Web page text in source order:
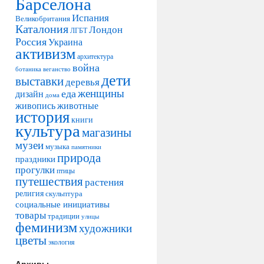
ВеликобританияИспания
Каталония ЛГБТ Лондон
РоссияУкраина
активизм архитектура
ботаника веганство война
выставкидеревьядети
дизайн дома едаженщины
живописьживотные
историякниги
культурамагазины
музеимузыка памятники
праздникиприрода
прогулкиптицы
путешествиярастения
религияскульптура
социальные инициативы
товарытрадиции улицы
феминизмхудожники
цветы экология